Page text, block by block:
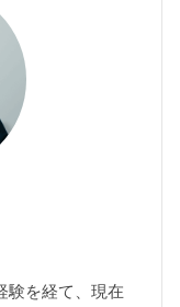
験を経て、現在